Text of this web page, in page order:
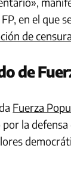
en el que
de censura
de
Fuerza
la